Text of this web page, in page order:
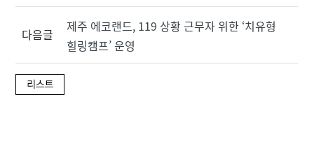
다음글
제주 에코랜드, 119 상황 근무자 위한 ‘치유형
힐링캠프’ 운영